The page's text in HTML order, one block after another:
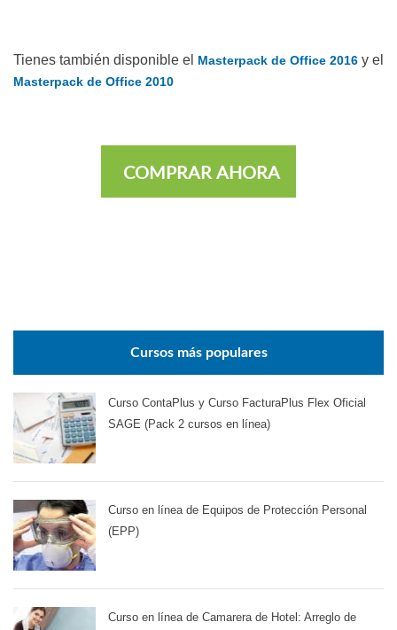
Tienes también disponible el Masterpack de Office 2016 y el
Masterpack de Office 2010
COMPRAR AHORA
Cursos más populares
Curso ContaPlus y Curso FacturaPlus Flex Oficial
SAGE (Pack 2 cursos en línea)
Curso en línea de Equipos de Protección Personal
(EPP)
Curso en línea de Camarera de Hotel: Arreglo de